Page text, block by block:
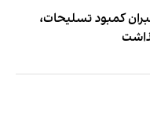
کمبود تسلیحات،